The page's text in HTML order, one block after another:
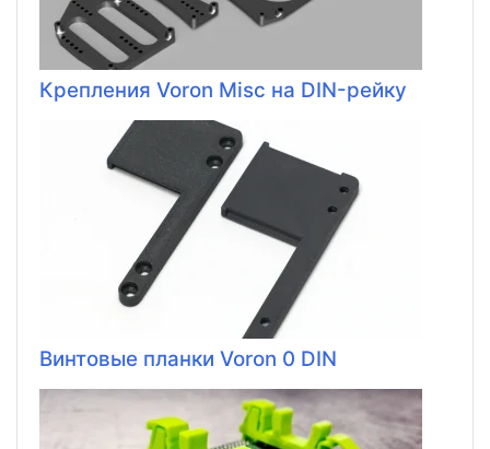
Крепления Voron Misc на DIN-рейку
Винтовые планки Voron 0 DIN